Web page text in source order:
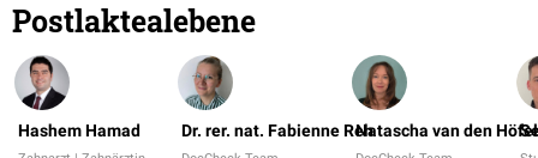
Postlaktealebene
Hashem Hamad Dr. rer. nat. Fabienne RehNatascha van den Höfel